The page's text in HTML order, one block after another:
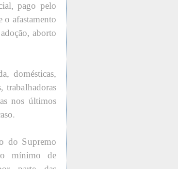
pago pelo
o afastamento
aborto
domésticas,
trabalhadoras
nos últimos
do Supremo
mínimo de